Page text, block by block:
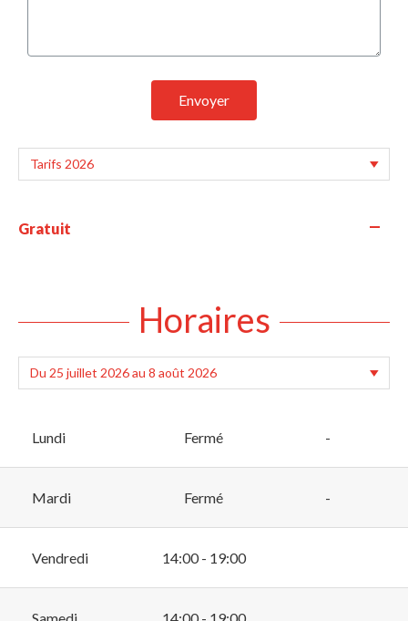
Envoyer
Gratuit —
Horaires
Lundi Fermé -
Mardi Fermé -
Vendredi 14:00 - 19:00
Samedi 14:00 - 19:00